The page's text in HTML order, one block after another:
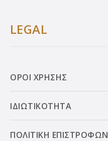
LEGAL
ΟΡΟΙ ΧΡΗΣΗΣ
ΙΔΙΩΤΙΚΟΤΗΤΑ
ΠΟΛΙΤΙΚΗ ΕΠΙΣΤΡΟΦΩΝ